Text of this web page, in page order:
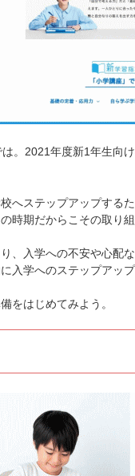
は。2021年度新1年生向
へステップアップする
時期だからこその取り
、入学への不安や心配
入学へのステップアッ
をはじめてみよう。